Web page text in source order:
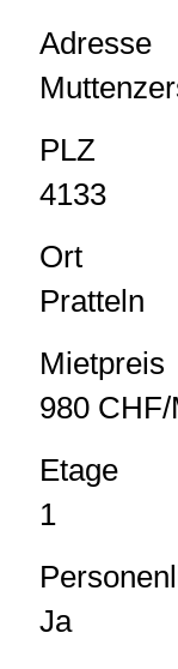
Adresse
PLZ
4133
Ort
Pratteln
Mietpreis
980
Etage
1
Ja